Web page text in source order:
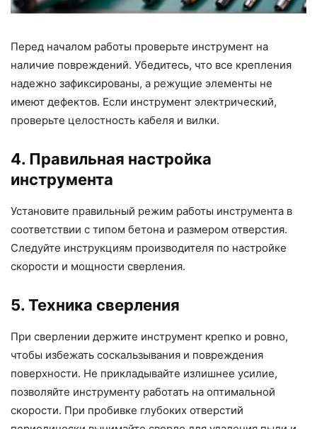
Перед началом работы проверьте инструмент на
наличие повреждений. Убедитесь, что все крепления
надежно зафиксированы, а режущие элементы не
имеют дефектов. Если инструмент электрический,
проверьте целостность кабеля и вилки.
4. Правильная настройка
инструмента
Установите правильный режим работы инструмента в
соответствии с типом бетона и размером отверстия.
Следуйте инструкциям производителя по настройке
скорости и мощности сверления.
5. Техника сверления
При сверлении держите инструмент крепко и ровно,
чтобы избежать соскальзывания и повреждения
поверхности. Не прикладывайте излишнее усилие,
позволяйте инструменту работать на оптимальной
скорости. При пробивке глубоких отверстий